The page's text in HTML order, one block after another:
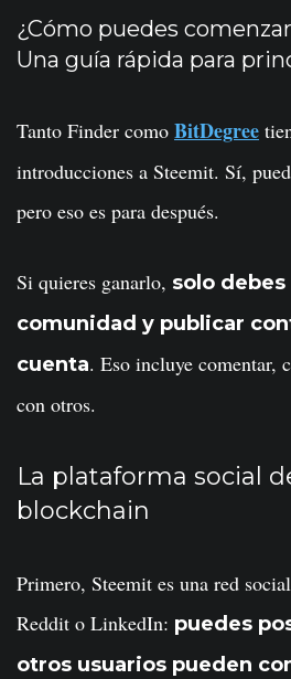
¿Cómo puedes
Una guía rápida para
Tanto Finder como BitDegree
introducciones a Steemit. Sí,
pero eso es para después.
Si quieres ganarlo, solo
comunidad y publicar
cuenta. Eso incluye comentar,
con otros.
La plataforma social
blockchain
Primero, Steemit es una red
Reddit o LinkedIn: puedes
otros usuarios pueden